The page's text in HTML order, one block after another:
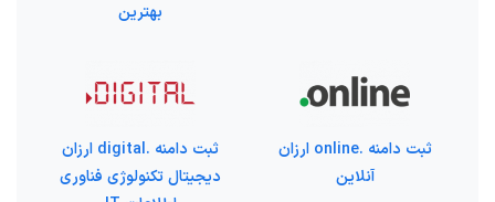
بهترین
ثبت دامنه .online ارزان
آنلاین
ثبت دامنه .digital ارزان
دیجیتال تکنولوژی فناوری